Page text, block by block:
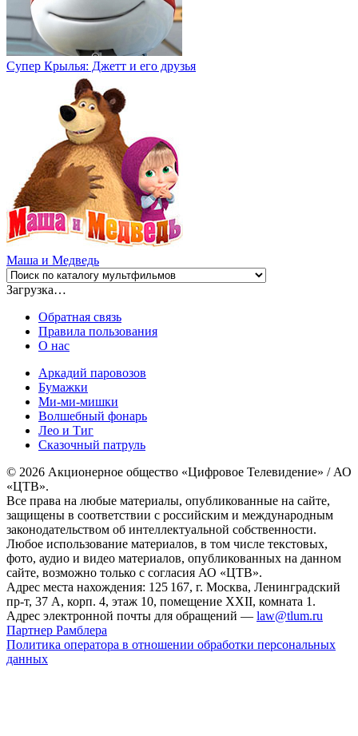
Супер Крылья: Джетт и его друзья
Маша и Медведь
Загрузка…
Обратная связь
Правила пользования
О нас
Аркадий паровозов
Бумажки
Ми-ми-мишки
Волшебный фонарь
Лео и Тиг
Сказочный патруль
© 2026 Акционерное общество «Цифровое Телевидение» / АО
«ЦТВ».
Все права на любые материалы, опубликованные на сайте,
защищены в соответствии с российским и международным
законодательством об интеллектуальной собственности.
Любое использование материалов, в том числе текстовых,
фото, аудио и видео материалов, опубликованных на данном
сайте, возможно только с согласия АО «ЦТВ».
Адрес места нахождения: 125 167, г. Москва, Ленинградский
пр-т, 37 А, корп. 4, этаж 10, помещение XXII, комната 1.
Адрес электронной почты для обращений — law@tlum.ru
Партнер Рамблера
Политика оператора в отношении обработки персональных
данных